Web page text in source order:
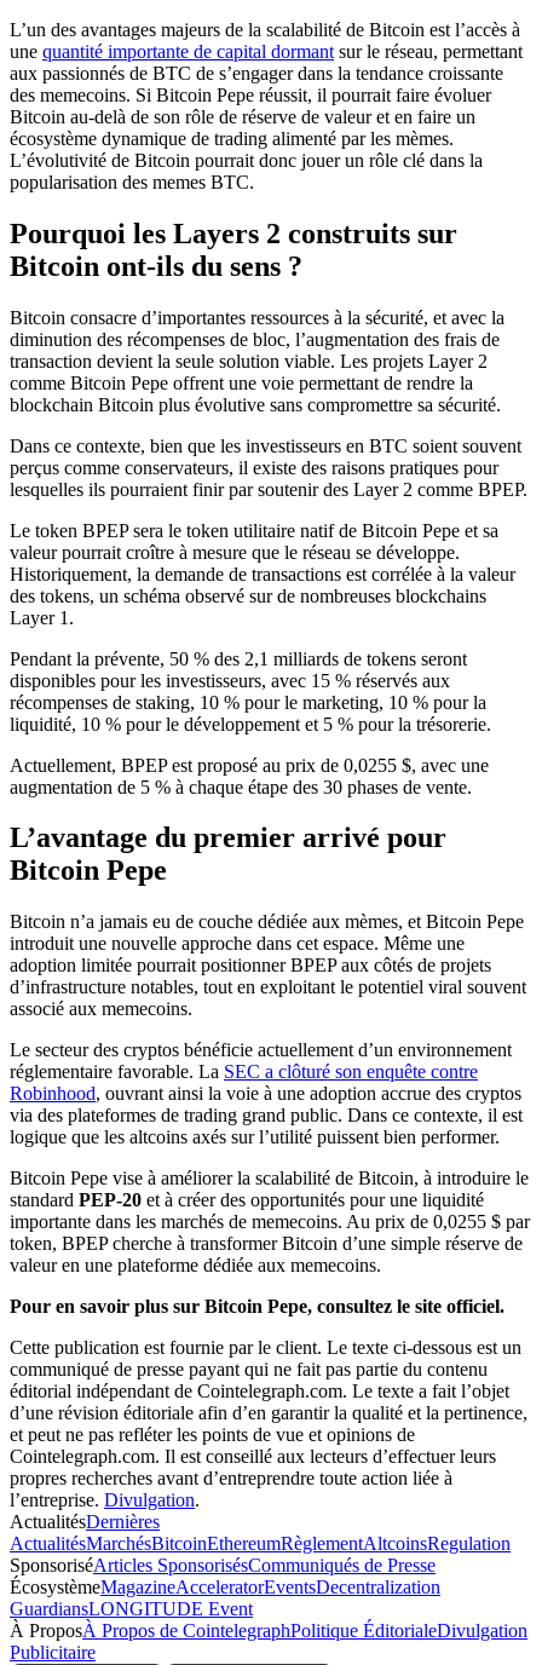
L’un des avantages majeurs de la scalabilité de Bitcoin est l’accès à
une quantité importante de capital dormant sur le réseau, permettant
aux passionnés de BTC de s’engager dans la tendance croissante
des memecoins. Si Bitcoin Pepe réussit, il pourrait faire évoluer
Bitcoin au-delà de son rôle de réserve de valeur et en faire un
écosystème dynamique de trading alimenté par les mèmes.
L’évolutivité de Bitcoin pourrait donc jouer un rôle clé dans la
popularisation des memes BTC.
Pourquoi les Layers 2 construits sur
Bitcoin ont-ils du sens ?
Bitcoin consacre d’importantes ressources à la sécurité, et avec la
diminution des récompenses de bloc, l’augmentation des frais de
transaction devient la seule solution viable. Les projets Layer 2
comme Bitcoin Pepe offrent une voie permettant de rendre la
blockchain Bitcoin plus évolutive sans compromettre sa sécurité.
Dans ce contexte, bien que les investisseurs en BTC soient souvent
perçus comme conservateurs, il existe des raisons pratiques pour
lesquelles ils pourraient finir par soutenir des Layer 2 comme BPEP.
Le token BPEP sera le token utilitaire natif de Bitcoin Pepe et sa
valeur pourrait croître à mesure que le réseau se développe.
Historiquement, la demande de transactions est corrélée à la valeur
des tokens, un schéma observé sur de nombreuses blockchains
Layer 1.
Pendant la prévente, 50 % des 2,1 milliards de tokens seront
disponibles pour les investisseurs, avec 15 % réservés aux
récompenses de staking, 10 % pour le marketing, 10 % pour la
liquidité, 10 % pour le développement et 5 % pour la trésorerie.
Actuellement, BPEP est proposé au prix de 0,0255 $, avec une
augmentation de 5 % à chaque étape des 30 phases de vente.
L’avantage du premier arrivé pour
Bitcoin Pepe
Bitcoin n’a jamais eu de couche dédiée aux mèmes, et Bitcoin Pepe
introduit une nouvelle approche dans cet espace. Même une
adoption limitée pourrait positionner BPEP aux côtés de projets
d’infrastructure notables, tout en exploitant le potentiel viral souvent
associé aux memecoins.
Le secteur des cryptos bénéficie actuellement d’un environnement
réglementaire favorable. La SEC a clôturé son enquête contre
Robinhood, ouvrant ainsi la voie à une adoption accrue des cryptos
via des plateformes de trading grand public. Dans ce contexte, il est
logique que les altcoins axés sur l’utilité puissent bien performer.
Bitcoin Pepe vise à améliorer la scalabilité de Bitcoin, à introduire le
standard PEP-20 et à créer des opportunités pour une liquidité
importante dans les marchés de memecoins. Au prix de 0,0255 $ par
token, BPEP cherche à transformer Bitcoin d’une simple réserve de
valeur en une plateforme dédiée aux memecoins.
Pour en savoir plus sur Bitcoin Pepe, consultez le site officiel.
Cette publication est fournie par le client. Le texte ci-dessous est un
communiqué de presse payant qui ne fait pas partie du contenu
éditorial indépendant de Cointelegraph.com. Le texte a fait l’objet
d’une révision éditoriale afin d’en garantir la qualité et la pertinence,
et peut ne pas refléter les points de vue et opinions de
Cointelegraph.com. Il est conseillé aux lecteurs d’effectuer leurs
propres recherches avant d’entreprendre toute action liée à
l’entreprise. Divulgation.
ActualitésDernières
ActualitésMarchésBitcoinEthereumRèglementAltcoinsRegulation
SponsoriséArticles SponsorisésCommuniqués de Presse
ÉcosystèmeMagazineAcceleratorEventsDecentralization
GuardiansLONGITUDE Event
À ProposÀ Propos de CointelegraphPolitique ÉditorialeDivulgation
Publicitaire